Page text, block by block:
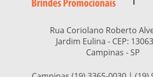
Rua Coriolano Roberto
Jardim Eulina - CEP:
Campinas - SP